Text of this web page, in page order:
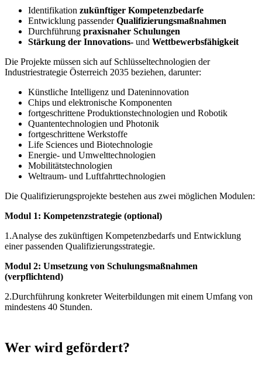
Identifikation zukünftiger Kompetenzbedarfe
Entwicklung passenderQualifizierungsmaßnahmen
Durchführung praxisnaher Schulungen
Stärkung der Innovations- und Wettbewerbsfähigkeit
Die Projekte müssen sich auf Schlüsseltechnologien der
Industriestrategie Österreich 2035 beziehen, darunter:
Künstliche Intelligenz und Dateninnovation
Chips und elektronische Komponenten
fortgeschrittene Produktionstechnologien und Robotik
Quantentechnologien und Photonik
fortgeschrittene Werkstoffe
Life Sciences und Biotechnologie
Energie- und Umwelttechnologien
Mobilitätstechnologien
Weltraum- und Luftfahrttechnologien
Die Qualifizierungsprojekte bestehen aus zwei möglichen Modulen:
Modul 1: Kompetenzstrategie (optional)
1.Analyse des zukünftigen Kompetenzbedarfs und Entwicklung
einer passenden Qualifizierungsstrategie.
Modul 2: Umsetzung von Schulungsmaßnahmen
(verpflichtend)
2.Durchführung konkreter Weiterbildungen mit einem Umfang von
mindestens 40 Stunden.
Wer wird gefördert?